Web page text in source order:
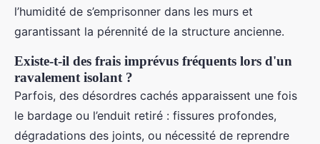
l’humidité de s’emprisonner dans les murs et
garantissant la pérennité de la structure ancienne.
Existe-t-il des frais imprévus fréquents lors d'un
ravalement isolant ?
Parfois, des désordres cachés apparaissent une fois
le bardage ou l’enduit retiré : fissures profondes,
dégradations des joints, ou nécessité de reprendre